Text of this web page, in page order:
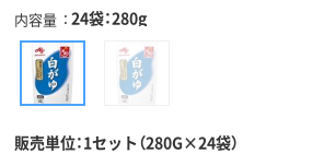
内容量 24袋：280g
販売単位：1セット（280G×24袋）